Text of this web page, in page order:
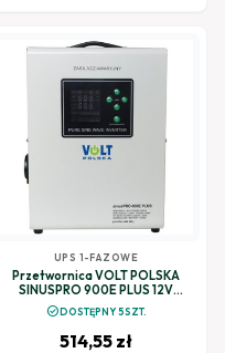
UPS 1-FAZOWE
Przetwornica VOLT POLSKA
SINUSPRO 900E PLUS 12V
600/900W LiFePO4, MENU
check_circleDOSTĘPNY 5SZT.
514,55 zł